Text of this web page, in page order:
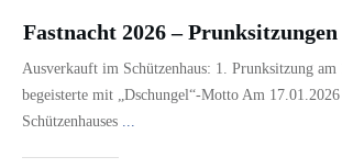
Fastnacht 2026 – Prunksitzungen
Ausverkauft im Schützenhaus: 1. Prunksitzung am
begeisterte mit „Dschungel“-Motto Am
Schützenhauses ...